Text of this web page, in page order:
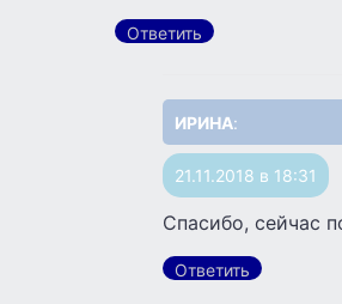
Ответить
ИРИНА:
21.11.2018 в 18:31
Спасибо, сейчас
Ответить